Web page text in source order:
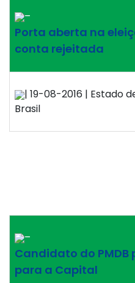
–
Porta aberta na
conta rejeitada
| 19-08-2016 | Estado
Brasil
–
Candidato do
para a Capital